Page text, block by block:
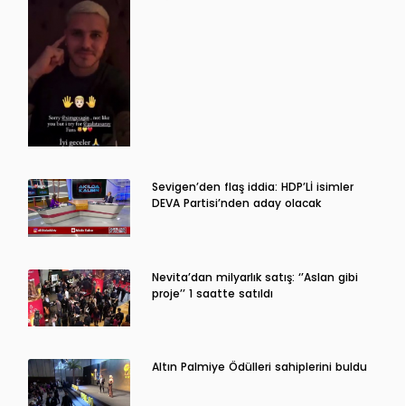
Sevigen’den flaş iddia: HDP’Lİ isimler
DEVA Partisi’nden aday olacak
Nevita’dan milyarlık satış: ‘’Aslan gibi
proje’’ 1 saatte satıldı
Altın Palmiye Ödülleri sahiplerini buldu